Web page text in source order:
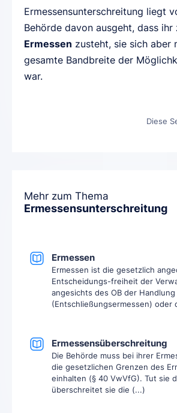
Ermessensunterschreitung liegt
Behörde davon ausgeht, dass ihr
Ermessen zusteht, sie sich aber
gesamte Bandbreite der
war.
Diese
Mehr zum Thema
Ermessensunterschreitung
Ermessen
Ermessen ist die gesetzlich
Entscheidungs-freiheit der
angesichts des OB der Handlung
(Entschließungsermessen) oder
Ermessensüberschreitung
Die Behörde muss bei ihrer
die gesetzlichen Grenzen des
einhalten (§ 40 VwVfG). Tut sie
überschreitet sie die (...)